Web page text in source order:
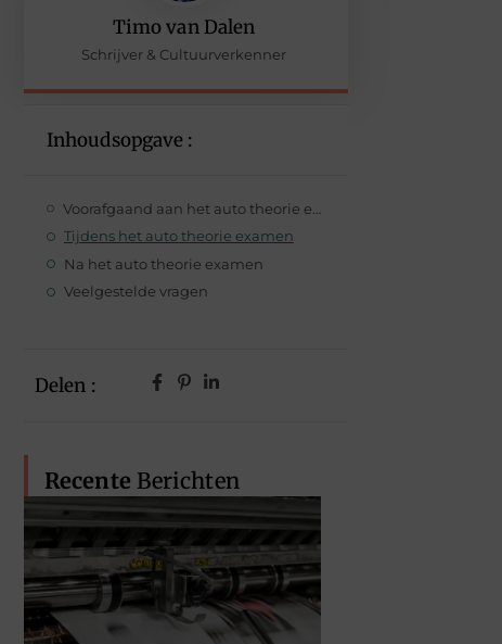
Timo van Dalen
Schrijver & Cultuurverkenner
Inhoudsopgave :
Tijdens het auto theorie examen
Na het auto theorie examen
Veelgestelde vragen
Delen :
Recente Berichten